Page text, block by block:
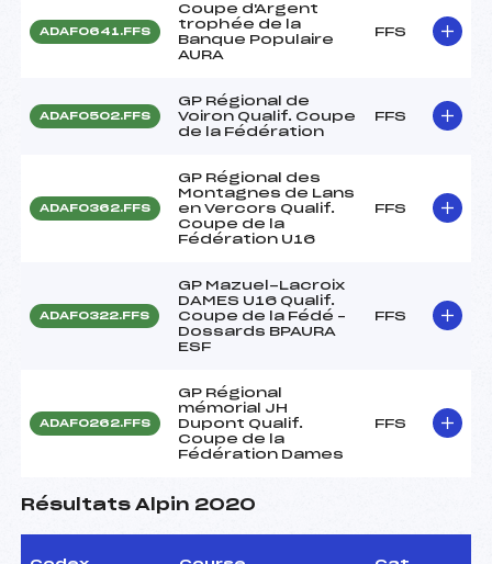
ADAF0641.FFS
Coupe d'Argent
trophée de la
Banque Populaire
AURA
FFS
ADAF0502.FFS
GP Régional de
Voiron Qualif. Coupe
de la Fédération
FFS
ADAF0362.FFS
GP Régional des
Montagnes de Lans
en Vercors Qualif.
Coupe de la
Fédération U16
FFS
ADAF0322.FFS
GP Mazuel-Lacroix
DAMES U16 Qualif.
Coupe de la Fédé –
Dossards BPAURA
ESF
FFS
ADAF0262.FFS
GP Régional
mémorial JH
Dupont Qualif.
Coupe de la
Fédération Dames
FFS
Résultats Alpin 2020